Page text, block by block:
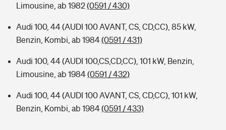
Limousine, ab 1982(0591 / 430)
Audi 100, 44 (AUDI 100 AVANT, CS, CD,CC), 85 kW,
Benzin, Kombi, ab 1984(0591 / 431)
Audi 100, 44 (AUDI 100,CS,CD,CC), 101 kW, Benzin,
Limousine, ab 1984(0591 / 432)
Audi 100, 44 (AUDI 100 AVANT, CS, CD,CC), 101 kW,
Benzin, Kombi, ab 1984(0591 / 433)